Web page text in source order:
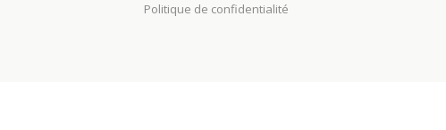
Politique de confidentialité